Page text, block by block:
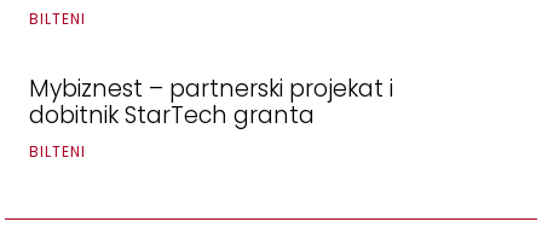
BILTENI
Mybiznest – partnerski projekat i
dobitnik StarTech granta
BILTENI